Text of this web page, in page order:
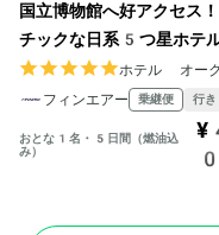
国立博物館へ好アクセス
チックな日系5つ星ホテ
ホテル オー
フィンエアー
乗継便 行き
おとな1名・5日間（燃油込
み）